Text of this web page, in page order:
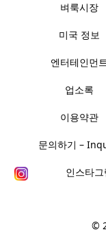
벼룩시장
미국 정보
엔터테인먼
업소록
이용약관
문의하기 –
인스타그
©